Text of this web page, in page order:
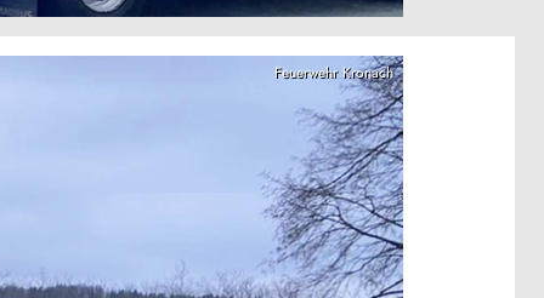
Feuerwehr Kronach